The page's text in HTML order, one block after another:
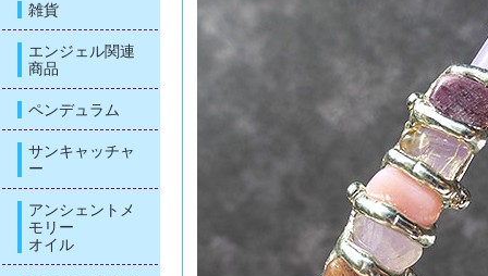
雑貨
エンジェル関連
商品
ペンデュラム
サンキャッチャ
ー
アンシェントメ
モリー
オイル